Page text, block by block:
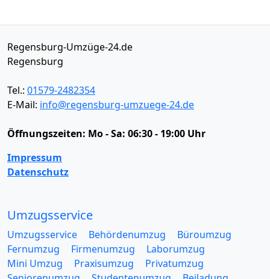
Regensburg-Umzüge-24.de
Regensburg
Tel.: 01579-2482354
E-Mail: info@regensburg-umzuege-24.de
Öffnungszeiten: Mo - Sa: 06:30 - 19:00 Uhr
Impressum
Datenschutz
Umzugsservice
Umzugsservice Behördenumzug
Büroumzug
Fernumzug
Firmenumzug
Laborumzug
Mini Umzug
Praxisumzug
Privatumzug